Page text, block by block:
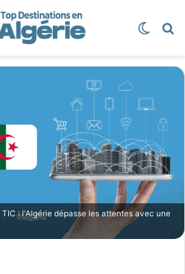
: l'Algérie dépasse les attentes avec une